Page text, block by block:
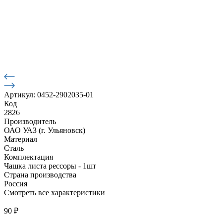
Артикул: 0452-2902035-01
Код
2826
Производитель
ОАО УАЗ (г. Ульяновск)
Материал
Сталь
Комплектация
Чашка листа рессоры - 1шт
Страна производства
Россия
Смотреть все характеристики
90 ₽